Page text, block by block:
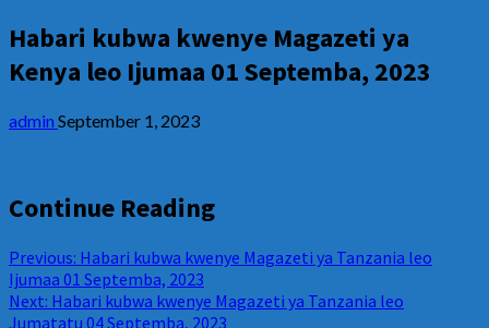
Habari kubwa kwenye Magazeti ya
Kenya leo Ijumaa 01 Septemba, 2023
admin September 1, 2023
Continue Reading
Previous: Habari kubwa kwenye Magazeti ya Tanzania leo
Ijumaa 01 Septemba, 2023
Next: Habari kubwa kwenye Magazeti ya Tanzania leo
Jumatatu 04 Septemba, 2023